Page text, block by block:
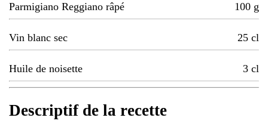
Parmigiano Reggiano râpé 100 g
Vin blanc sec 25 cl
Huile de noisette 3 cl
Descriptif de la recette